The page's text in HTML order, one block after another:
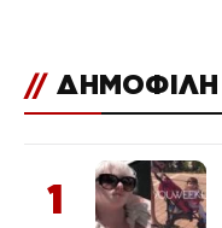
// ΔΗΜΟΦΙΛΗ
1